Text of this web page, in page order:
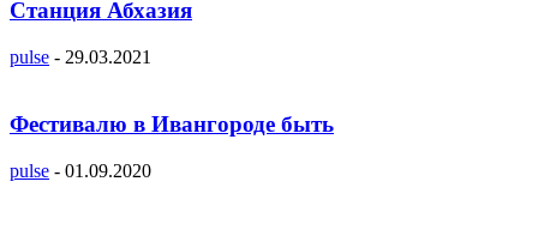
Станция Абхазия
pulse - 29.03.2021
Фестивалю в Ивангороде быть
pulse - 01.09.2020